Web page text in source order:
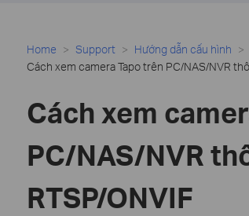
Home Support
Hướng dẫn cấu hình
Cách xem camera Tapo trên PC/NAS/NVR
Cách xem
PC/NAS/NVR
RTSP/ONVIF